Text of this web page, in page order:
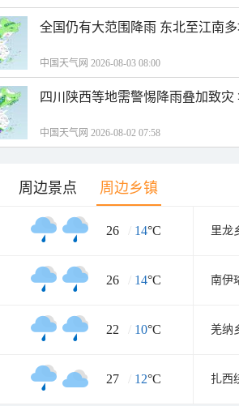
全国仍有大范围降雨 东北至江南
中国天气网 2026-08-03 08:00
四川陕西等地需警惕降雨叠加致
中国天气网 2026-08-02 07:58
周边景点 周边乡镇
26 / 14°C 里龙
26 / 14°C 南伊
22 / 10°C 羌纳
27 / 12°C 扎西